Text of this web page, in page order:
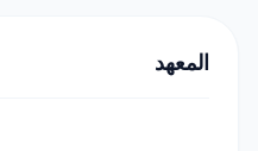
المعهد